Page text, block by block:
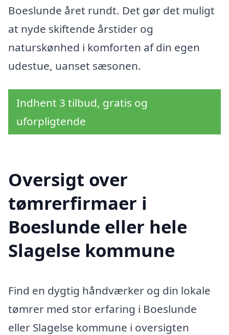
Boeslunde året rundt. Det gør det muligt
at nyde skiftende årstider og
naturskønhed i komforten af din egen
udestue, uanset sæsonen.
Indhent 3 tilbud, gratis og
uforpligtende
Oversigt over
tømrerfirmaer i
Boeslunde eller hele
Slagelse kommune
Find en dygtig håndværker og din lokale
tømrer med stor erfaring i Boeslunde
eller Slagelse kommune i oversigten